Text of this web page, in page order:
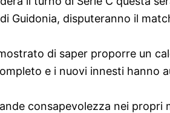
Guidonia, disputeranno il
di saper proporre un
e i nuovi innesti hanno
consapevolezza nei